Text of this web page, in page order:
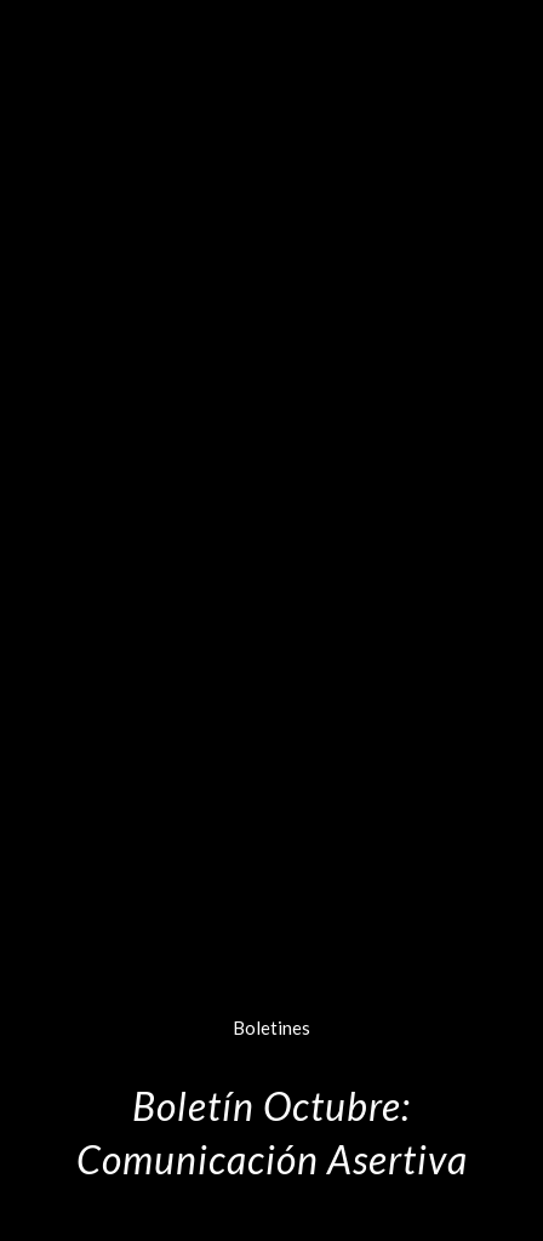
Boletines
Boletín Octubre:
Comunicación Asertiva